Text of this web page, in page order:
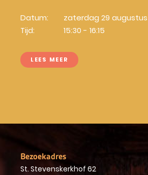
Datum:
Tijd:
zaterdag 29 augustus
15:30 - 16:15
LEES MEER
Bezoekadres
St. Stevenskerkhof 62